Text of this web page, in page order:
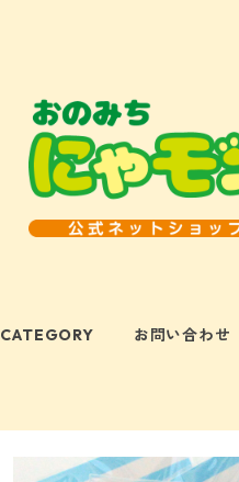
CATEGORY お問い合わせ